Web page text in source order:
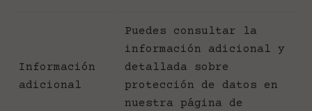
Información
adicional
Puedes consultar la
información adicional y
detallada sobre
protección de datos en
nuestra página de